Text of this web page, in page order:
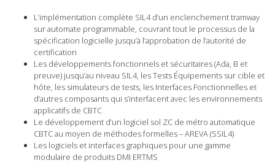
L’implémentation complète SIL4 d’un enclenchement tramway
sur automate programmable, couvrant tout le processus de la
spécification logicielle jusqu’à l’approbation de l’autorité de
certification
Les développements fonctionnels et sécuritaires (Ada, B et
preuve) jusqu’au niveau SIL4, les Tests Équipements sur cible et
hôte, les simulateurs de tests, les Interfaces Fonctionnelles et
d’autres composants qui s’interfacent avec les environnements
applicatifs de CBTC
Le développement d’un logiciel sol ZC de métro automatique
CBTC au moyen de méthodes formelles – AREVA (SSIL4)
Les logiciels et interfaces graphiques pour une gamme
modulaire de produits DMI ERTMS